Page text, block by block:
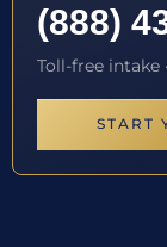
(888)
Toll-free intake
START